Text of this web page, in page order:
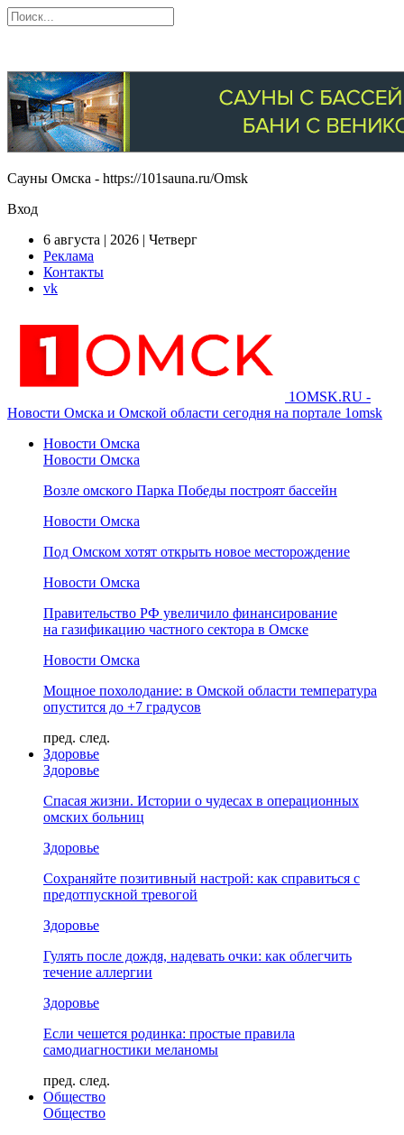
Сауны Омска - https://101sauna.ru/Omsk
Вход
6 августа | 2026 | Четверг
Реклама
Контакты
vk
1OMSK.RU -
Новости Омска и Омской области сегодня на портале 1omsk
Новости Омска
Новости Омска
Возле омского Парка Победы построят бассейн
Новости Омска
Под Омском хотят открыть новое месторождение
Новости Омска
Правительство РФ увеличило финансирование
на газификацию частного сектора в Омске
Новости Омска
Мощное похолодание: в Омской области температура
опустится до +7 градусов
пред. след.
Здоровье
Здоровье
Спасая жизни. Истории о чудесах в операционных
омских больниц
Здоровье
Сохраняйте позитивный настрой: как справиться с
предотпускной тревогой
Здоровье
Гулять после дождя, надевать очки: как облегчить
течение аллергии
Здоровье
Если чешется родинка: простые правила
самодиагностики меланомы
пред. след.
Общество
Общество